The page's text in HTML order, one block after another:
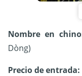
Nombre en
Dòng)
Precio de entrada: